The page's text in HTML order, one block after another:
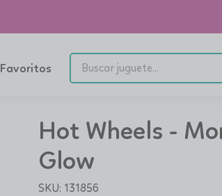
Favoritos
Hot Wheels -
Glow
SKU: 131856